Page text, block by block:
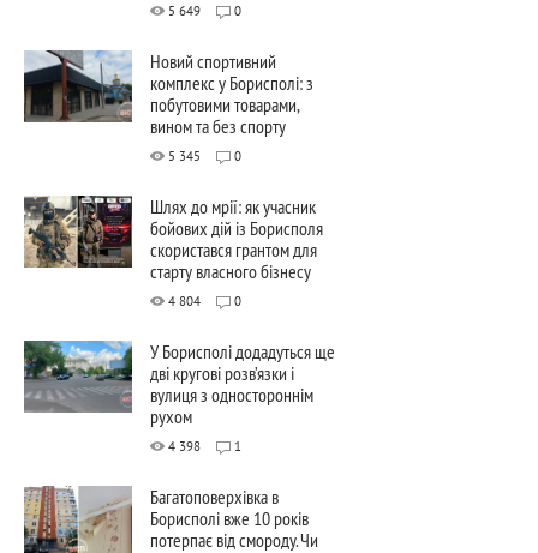
5 649 0
Новий спортивний
комплекс у Борисполі: з
побутовими товарами,
вином та без спорту
5 345 0
Шлях до мрії: як учасник
бойових дій із Борисполя
скористався грантом для
старту власного бізнесу
4 804 0
У Борисполі додадуться ще
дві кругові розв’язки і
вулиця з одностороннім
рухом
4 398 1
Багатоповерхівка в
Борисполі вже 10 років
потерпає від смороду. Чи